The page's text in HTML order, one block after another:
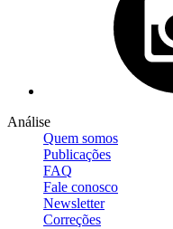
Análise
Quem somos
Publicações
FAQ
Fale conosco
Newsletter
Correções